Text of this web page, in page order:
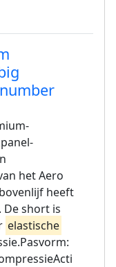
het Aero
heeft
De short is
elastische